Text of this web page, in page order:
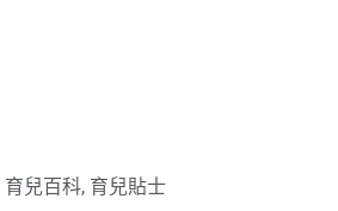
育兒百科, 育兒貼士